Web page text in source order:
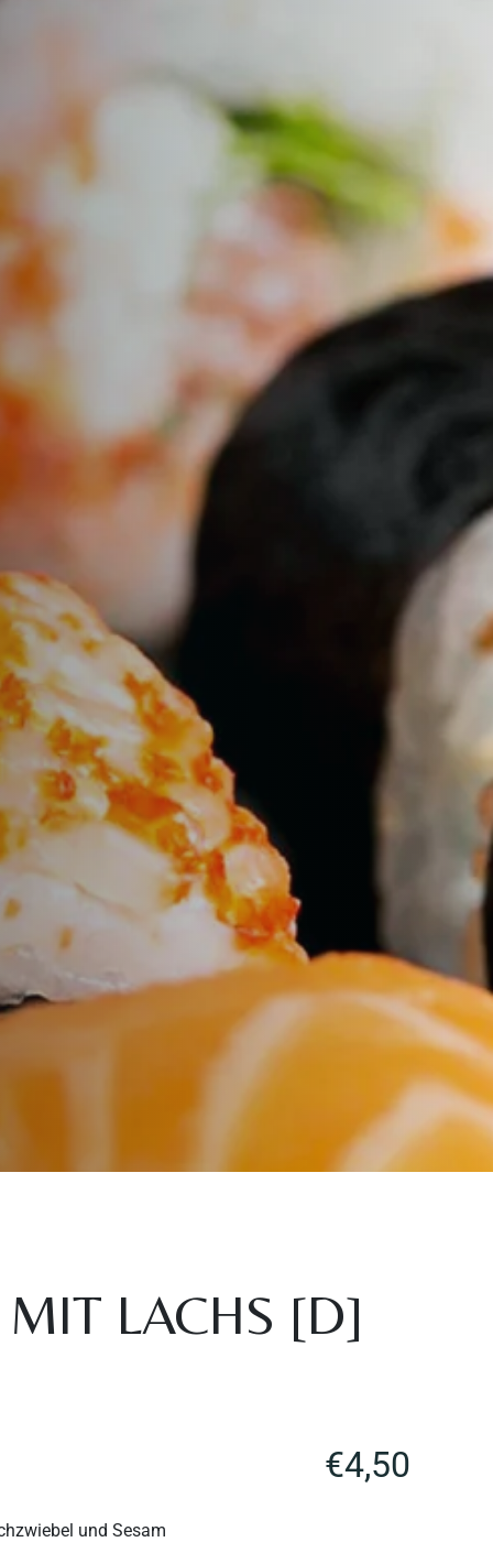
LACHS [D]
4,50
€
und Sesam